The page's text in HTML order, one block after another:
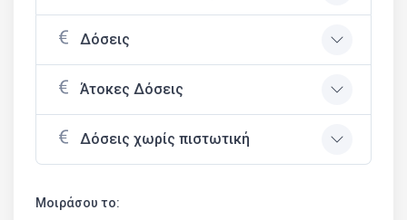
Δόσεις
Άτοκες Δόσεις
Δόσεις χωρίς πιστωτική
Μοιράσου το: